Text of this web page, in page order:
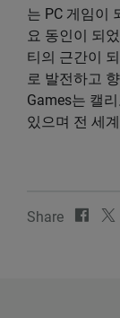
는 PC 게임이
요 동인이 되
티의 근간이
로 발전하고
Games는 캘
있으며 전 세
Share